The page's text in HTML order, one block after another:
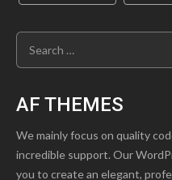
Search
for:
AF THEMES
We mainly focus on quality
incredible support. Our
you to create an elegant,